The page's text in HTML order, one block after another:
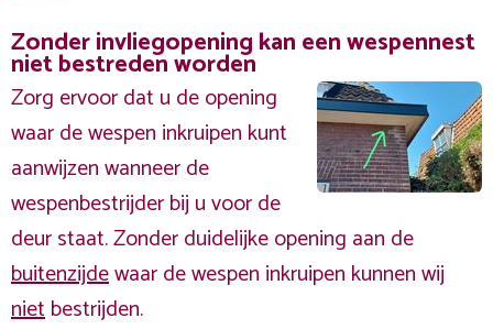
Zonder invliegopening kan een wespennest
niet bestreden worden
Zorg ervoor dat u de opening
waar de wespen inkruipen kunt
aanwijzen wanneer de
wespenbestrijder bij u voor de
deur staat. Zonder duidelijke opening aan de
buitenzijdewaar de wespen inkruipen kunnen wij
nietbestrijden.